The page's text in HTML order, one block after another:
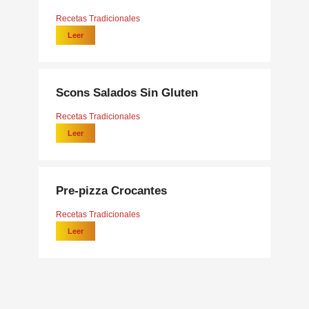
Recetas Tradicionales
Leer
Scons Salados Sin Gluten
Recetas Tradicionales
Leer
Pre-pizza Crocantes
Recetas Tradicionales
Leer